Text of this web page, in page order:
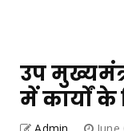
उप
में कार्यों के